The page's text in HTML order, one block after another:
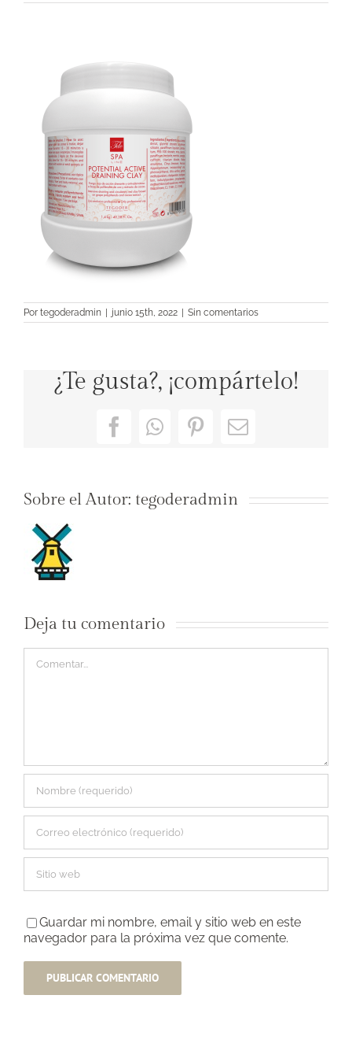
Por tegoderadmin junio 15th, 2022 Sin comentarios
¿Te gusta?, ¡compártelo!
FacebookWhatsApp
PinterestCorreo
Sobre el Autor: tegoderadmin
Deja tu comentario
Guardar mi nombre, email y sitio web en este
navegador para la próxima vez que comente.